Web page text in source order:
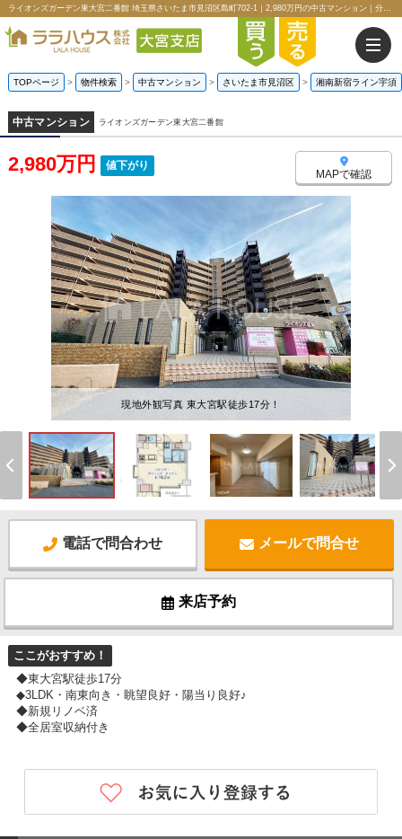
ライオンズガーデン東大宮二番館 埼玉県さいたま市見沼区島町702-1｜2,980万円の中古マンション｜分譲住宅や新築物件｜ララハウス株式会社大宮支店
TOPページ > 物件検索 > 中古マンション > さいたま市見沼区 > 湘南新宿ライン宇須
中古マンション ライオンズガーデン東大宮二番館
2,980万円 値下がり
MAPで確認
現地外観写真 東大宮駅徒歩17分！
電話で問合わせ メールで問合せ
来店予約
ここがおすすめ！
◆東大宮駅徒歩17分
◆3LDK・南東向き・眺望良好・陽当り良好♪
◆新規リノベ済
◆全居室収納付き